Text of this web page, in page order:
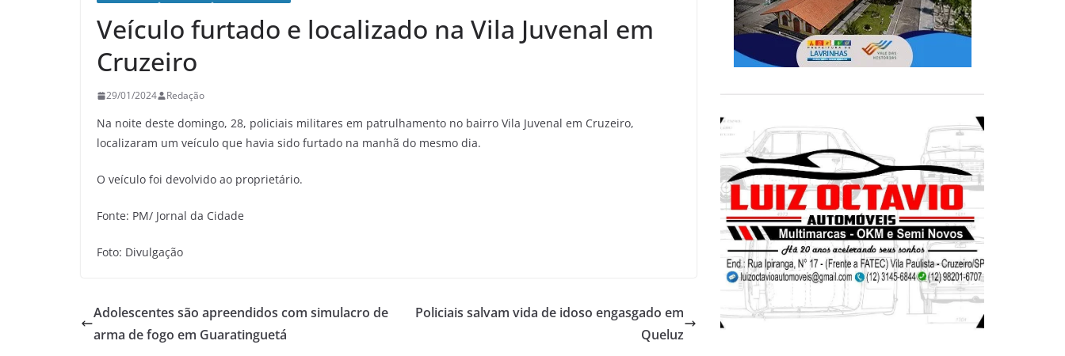
Veículo furtado e localizado na Vila Juvenal em
Cruzeiro
29/01/2024 Redação
Na noite deste domingo, 28, policiais militares em patrulhamento no bairro Vila Juvenal em Cruzeiro,
localizaram um veículo que havia sido furtado na manhã do mesmo dia.
O veículo foi devolvido ao proprietário.
Fonte: PM/ Jornal da Cidade
Foto: Divulgação
Adolescentes são apreendidos com simulacro de
arma de fogo em Guaratinguetá
Policiais salvam vida de idoso engasgado em
Queluz